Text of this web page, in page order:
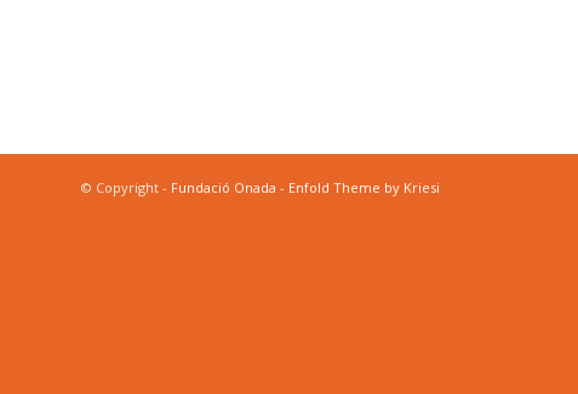
© Copyright - Fundació Onada - Enfold Theme by Kriesi